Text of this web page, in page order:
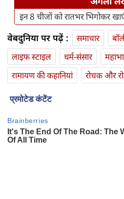
इन 8 चीजों को रातभर भिगोकर
वेबदुनिया पर पढ़ें : समाचार
लाइफ स्‍टाइल
धर्म-संसार
रामायण की कहानियां
रोचक और